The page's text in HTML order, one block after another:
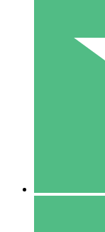
Betala per